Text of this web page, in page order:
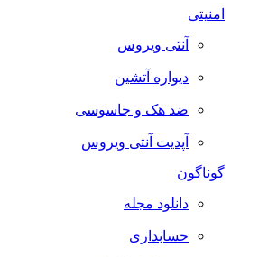
امنیتی
آنتی ویروس
دیواره آتشین
ضد هک و جاسوسی
آپدیت آنتی ویروس
گوناگون
دانلود مجله
حسابداری